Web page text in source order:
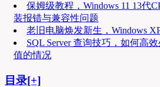
保姆级教程，Windows 11 13代
装报错与兼容性问题
老旧电脑焕发新生，Windows
SQL Server 查询技巧，如何高
值的情况
目录[+]